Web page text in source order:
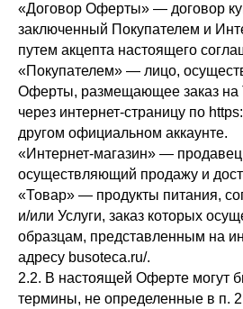
«Договор Оферты» — договор
заключенный Покупателем и
путем акцепта настоящего
«Покупателем» — лицо,
Оферты, размещающее заказ на
через интернет-страницу по
другом официальном аккаунте.
«Интернет-магазин» — продавец
осуществляющий продажу и
«Товар» — продукты питания,
и/или Услуги, заказ которых
образцам, представленным на
адресу busoteca.ru/.
2.2. В настоящей Оферте могут
термины, не определенные в п.